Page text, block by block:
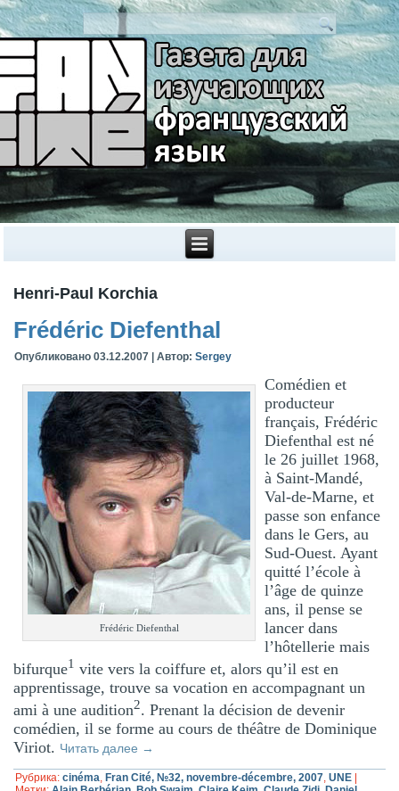
Henri-Paul Korchia
Frédéric Diefenthal
Опубликовано 03.12.2007 |Автор: Sergey
Frédéric Diefenthal
Comédien et
producteur
français, Frédéric
Diefenthal est né
le 26 juillet 1968,
à Saint-Mandé,
Val-de-Marne, et
passe son enfance
dans le Gers, au
Sud-Ouest. Ayant
quitté l’école à
l’âge de quinze
ans, il pense se
lancer dans
l’hôtellerie mais
bifurque1 vite vers la coiffure et, alors qu’il est en
apprentissage, trouve sa vocation en accompagnant un
ami à une audition2. Prenant la décision de devenir
comédien, il se forme au cours de théâtre de Dominique
Viriot. Читать далее →
Рубрика: cinéma, Fran Cité, №32, novembre-décembre, 2007,UNE